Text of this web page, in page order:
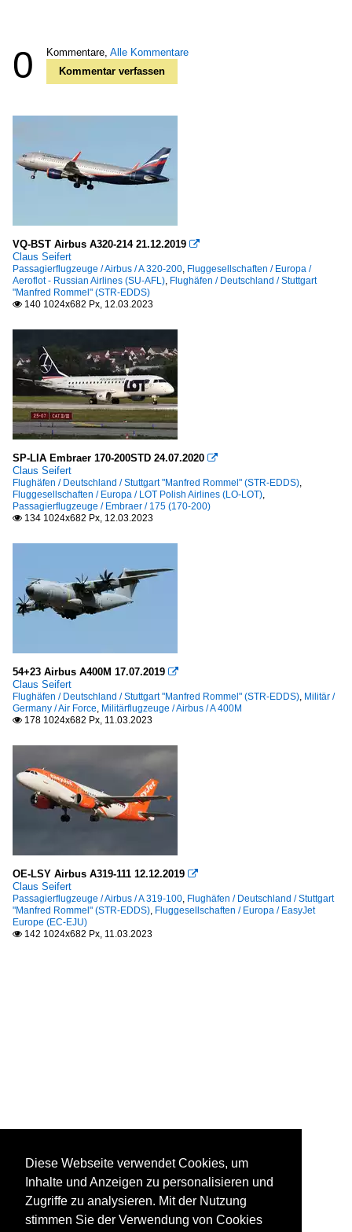
0 Kommentare, Alle Kommentare
Kommentar verfassen
VQ-BST Airbus A320-214 21.12.2019 
Claus Seifert
Passagierflugzeuge / Airbus / A 320-200, Fluggesellschaften / Europa /
Aeroflot - Russian Airlines (SU-AFL), Flughäfen / Deutschland / Stuttgart
"Manfred Rommel" (STR-EDDS)
 140 1024x682 Px, 12.03.2023
SP-LIA Embraer 170-200STD 24.07.2020 
Claus Seifert
Flughäfen / Deutschland / Stuttgart "Manfred Rommel" (STR-EDDS),
Fluggesellschaften / Europa / LOT Polish Airlines (LO-LOT),
Passagierflugzeuge / Embraer / 175 (170-200)
 134 1024x682 Px, 12.03.2023
54+23 Airbus A400M 17.07.2019 
Claus Seifert
Flughäfen / Deutschland / Stuttgart "Manfred Rommel" (STR-EDDS), Militär /
Germany / Air Force, Militärflugzeuge / Airbus / A 400M
 178 1024x682 Px, 11.03.2023
OE-LSY Airbus A319-111 12.12.2019 
Claus Seifert
Passagierflugzeuge / Airbus / A 319-100, Flughäfen / Deutschland / Stuttgart
"Manfred Rommel" (STR-EDDS), Fluggesellschaften / Europa / EasyJet
Europe (EC-EJU)
 142 1024x682 Px, 11.03.2023
Diese Webseite verwendet Cookies, um
Inhalte und Anzeigen zu personalisieren und
Zugriffe zu analysieren. Mit der Nutzung
stimmen Sie der Verwendung von Cookies